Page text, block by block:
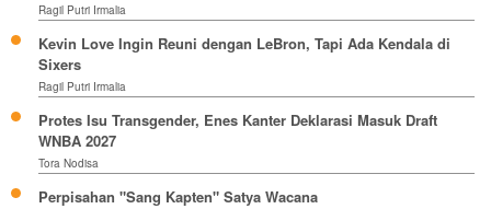
Ragil Putri Irmalia
Kevin Love Ingin Reuni dengan LeBron, Tapi Ada Kendala di
Sixers
Ragil Putri Irmalia
Protes Isu Transgender, Enes Kanter Deklarasi Masuk Draft
WNBA 2027
Tora Nodisa
Perpisahan "Sang Kapten" Satya Wacana